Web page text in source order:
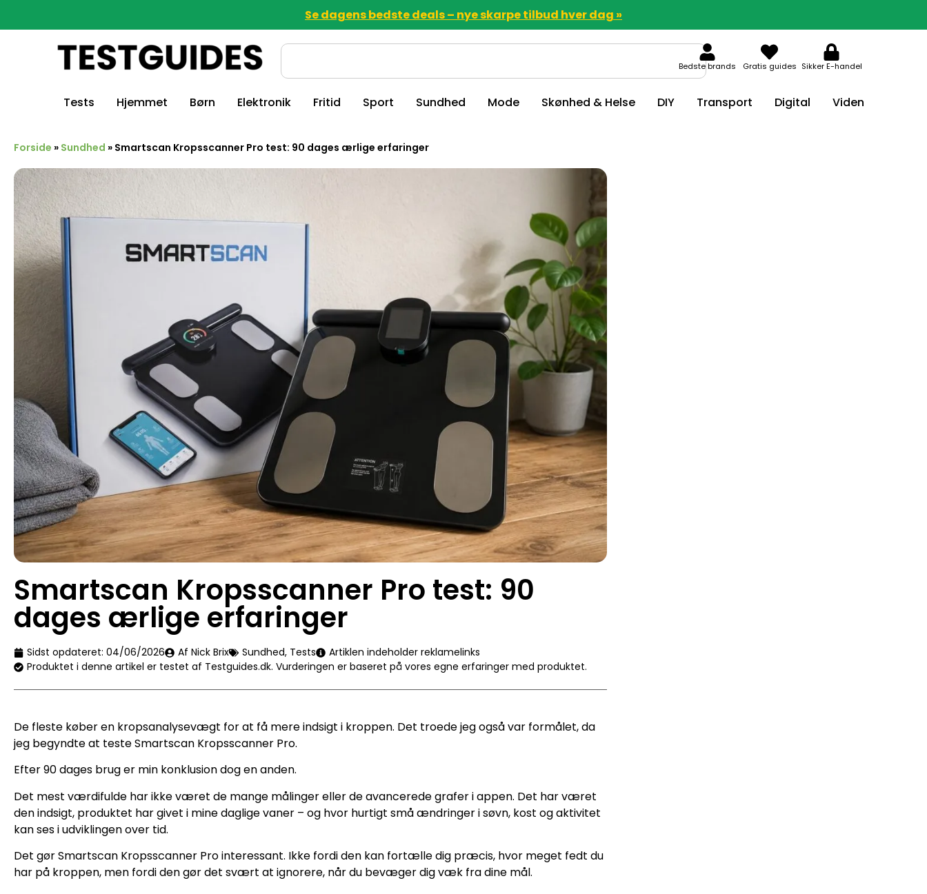
Se dagens bedste deals – nye skarpe tilbud hver dag »
Bedste brands Gratis guides Sikker E-handel
Tests Hjemmet Børn Elektronik Fritid Sport Sundhed Mode Skønhed & Helse DIY Transport Digital Viden
Forside » Sundhed » Smartscan Kropsscanner Pro test: 90 dages ærlige erfaringer
Smartscan Kropsscanner Pro test: 90
dages ærlige erfaringer
Sidst opdateret: 04/06/2026 Af Nick Brix Sundhed, Tests
Artiklen indeholder reklamelinks
Produktet i denne artikel er testet af Testguides.dk. Vurderingen er baseret på vores egne erfaringer med produktet.
De fleste køber en kropsanalysevægt for at få mere indsigt i kroppen. Det troede jeg også var formålet, da
jeg begyndte at teste Smartscan Kropsscanner Pro.
Efter 90 dages brug er min konklusion dog en anden.
Det mest værdifulde har ikke været de mange målinger eller de avancerede grafer i appen. Det har været
den indsigt, produktet har givet i mine daglige vaner – og hvor hurtigt små ændringer i søvn, kost og aktivitet
kan ses i udviklingen over tid.
Det gør Smartscan Kropsscanner Pro interessant. Ikke fordi den kan fortælle dig præcis, hvor meget fedt du
har på kroppen, men fordi den gør det svært at ignorere, når du bevæger dig væk fra dine mål.